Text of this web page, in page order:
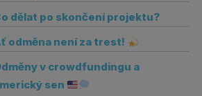
dělat po skončení projektu?
odměna není za trest!
v crowdfundingu a
sen